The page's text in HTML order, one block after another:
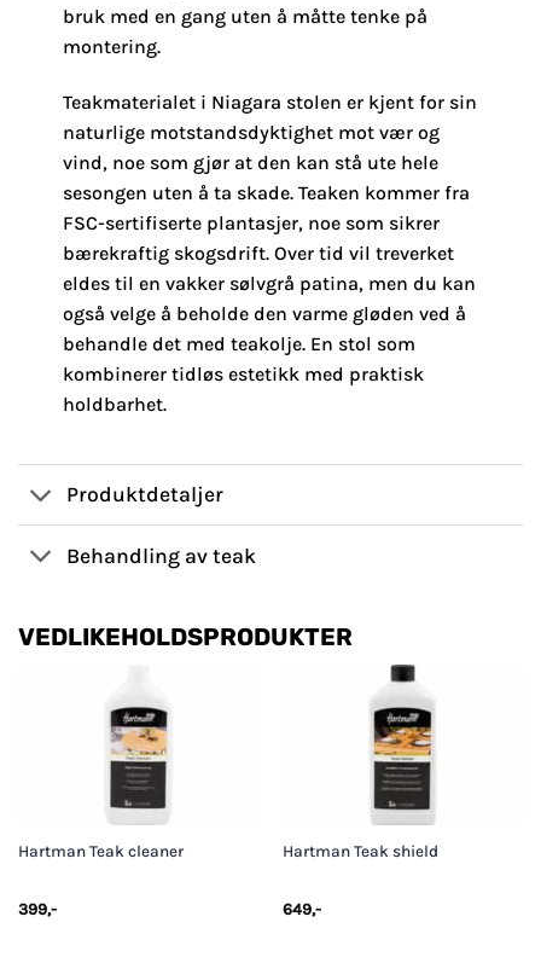
bruk med en gang uten å måtte tenke på
montering.
Teakmaterialet i Niagara stolen er kjent for sin
naturlige motstandsdyktighet mot vær og
vind, noe som gjør at den kan stå ute hele
sesongen uten å ta skade. Teaken kommer fra
FSC-sertifiserte plantasjer, noe som sikrer
bærekraftig skogsdrift. Over tid vil treverket
eldes til en vakker sølvgrå patina, men du kan
også velge å beholde den varme gløden ved å
behandle det med teakolje. En stol som
kombinerer tidløs estetikk med praktisk
holdbarhet.
Produktdetaljer
Behandling av teak
VEDLIKEHOLDSPRODUKTER
Hartman Teak cleaner
399,-
Hartman Teak shield
649,-